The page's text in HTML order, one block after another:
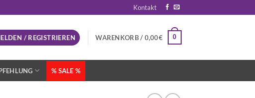
Kontakt
/ REGISTRIEREN WARENKORB / 0,00€ 0
% SALE %